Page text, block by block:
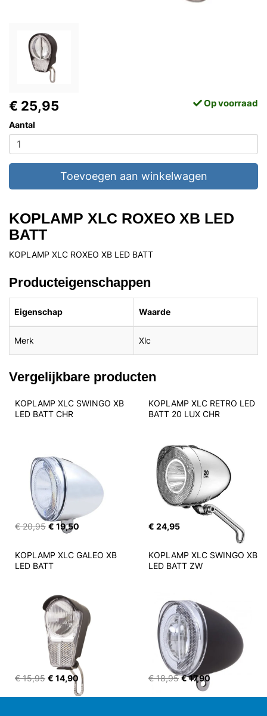
€ 25,95 Op voorraad
Aantal
Toevoegen aan winkelwagen
KOPLAMP XLC ROXEO XB LED
BATT
KOPLAMP XLC ROXEO XB LED BATT
Producteigenschappen
Eigenschap Waarde
Merk Xlc
Vergelijkbare producten
KOPLAMP XLC SWINGO XB
LED BATT CHR
€ 20,95 € 19,50
KOPLAMP XLC RETRO LED
BATT 20 LUX CHR
€ 24,95
KOPLAMP XLC GALEO XB
LED BATT
€ 15,95 € 14,90
KOPLAMP XLC SWINGO XB
LED BATT ZW
€ 18,95 € 17,90